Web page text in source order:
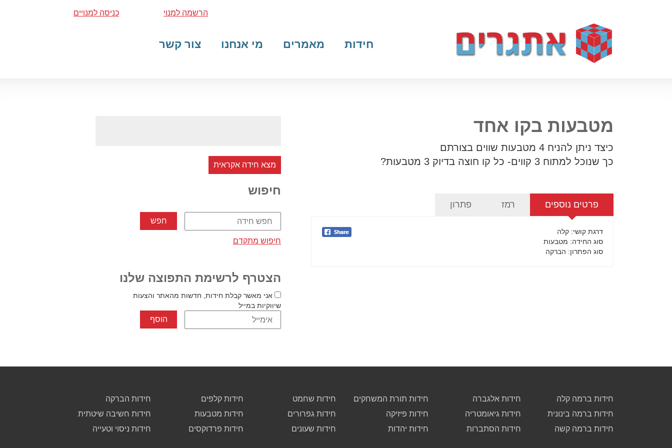
הרשמה למנוי כניסה למנויים
חידות מאמרים מי אנחנו צור קשר
מטבעות בקו אחד
כיצד ניתן להניח 4 מטבעות שווים בצורתם
כך שנוכל למתוח 3 קווים- כל קו חוצה בדיוק 3 מטבעות?
פרטים נוספים רמז פתרון
דרגת קושי: קלה
סוג החידה: מטבעות
סוג הפתרון: הברקה
מצא חידה אקראית
חיפוש
חיפוש מתקדם
הצטרף לרשימת התפוצה שלנו
אני מאשר קבלת חידות, חדשות מהאתר והצעות
שיווקיות במייל
חידות ברמה קלה
חידות ברמה בינונית
חידות ברמה קשה
חידות אלגברה
חידות גיאומטריה
חידות הסתברות
חידות תורת המשחקים
חידות פיזיקה
חידות יהדות
חידות שחמט
חידות גפרורים
חידות שעונים
חידות קלפים
חידות מטבעות
חידות פרדוקסים
חידות הברקה
חידות חשיבה שיטתית
חידות ניסוי וטעייה